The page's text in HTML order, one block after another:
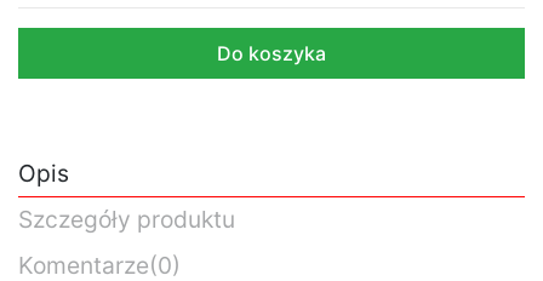
Do koszyka
Opis
Szczegóły produktu
Komentarze(0)